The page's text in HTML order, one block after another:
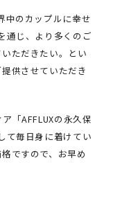
中のカップルに幸せ
通じ、より多くのご
ただきたい。とい
供させていただき
「AFFLUXの永久保
て毎日身に着けてい
ですので、お早め